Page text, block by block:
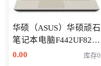
华硕（ASUS）华硕顽石
笔记本电脑F442UF8250
八代独显轻薄办公商务
0.00 库存0